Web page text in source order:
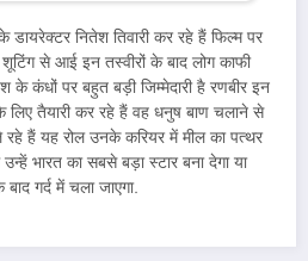
नितेश तिवारी कर रहे हैं फिल्म पर
से आई इन तस्वीरों के बाद लोग काफी
के कंधों पर बहुत बड़ी जिम्मेदारी है रणबीर इन
लिए तैयारी कर रहे हैं वह धनुष बाण चलाने से
हैं यह रोल उनके करियर में मील का पत्थर
भारत का सबसे बड़ा स्टार बना देगा या
गर्द में चला जाएगा.